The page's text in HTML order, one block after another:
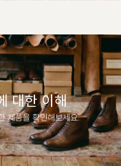
대한 이해
제품을 확인해보세요.